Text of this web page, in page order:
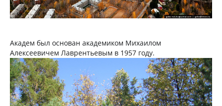
Академ был основан академиком Михаилом
Алексеевичем Лаврентьевым в 1957 году.